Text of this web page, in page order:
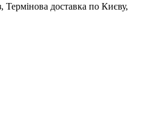
доставка по Києву,